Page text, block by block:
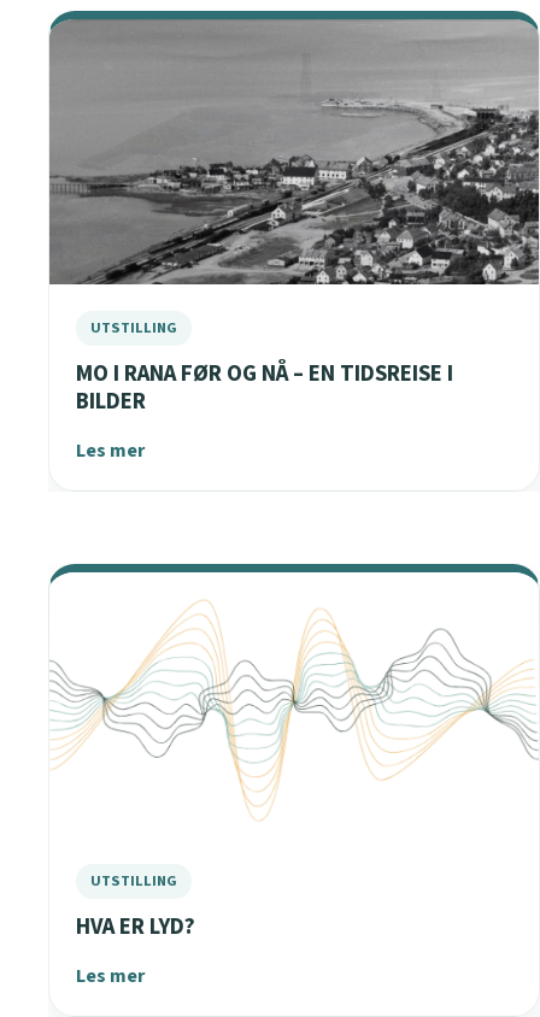
MO I RANA FØR OG NÅ – EN TIDSREISE I
BILDER
Les mer
HVA ER LYD?
Les mer